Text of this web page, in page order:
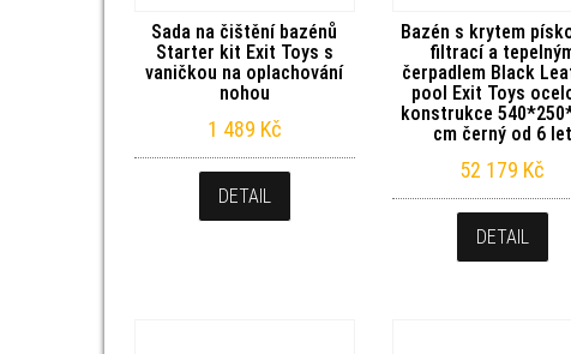
Sada na čištění bazénů
Starter kit Exit Toys s
vaničkou na oplachování
nohou
1 489 Kč
DETAIL
Bazén s krytem
filtrací a
čerpadlem Black
pool Exit Toys
konstrukce
cm černý od 6 let
52 179 Kč
DETAIL